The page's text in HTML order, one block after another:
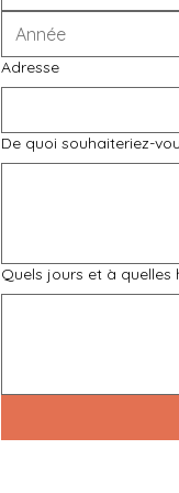
Adresse
De quoi souhaiteriez-
Quels jours et à quelles